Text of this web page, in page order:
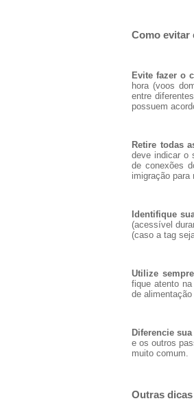
Como evitar
Evite fazer o
hora (voos
entre
possuem
Retire todas
deve indicar o
de conexões
imigração para
Identifique
(acessível
(caso a tag
Utilize
fique atento
de
Diferencie
e os outros
muito comum.
Outras